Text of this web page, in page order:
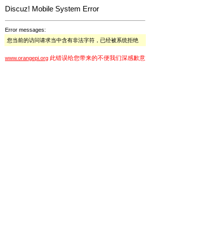
Discuz! Mobile System Error
Error messages:
您当前的访问请求当中含有非法字符，已经被系统拒绝
www.orangepi.org 此错误给您带来的不便我们深感歉意